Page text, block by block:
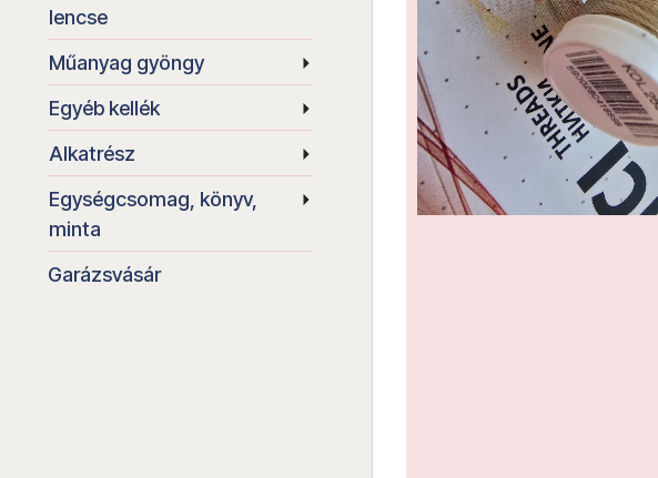
lencse
Műanyag gyöngy
Egyéb kellék
Alkatrész
Egységcsomag, könyv,
minta
Garázsvásár